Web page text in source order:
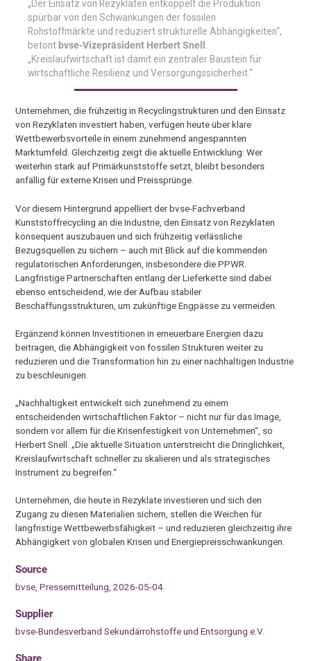
„Der Einsatz von Rezyklaten entkoppelt die Produktion
spürbar von den Schwankungen der fossilen
Rohstoffmärkte und reduziert strukturelle Abhängigkeiten“,
betont bvse-Vizepräsident Herbert Snell
„Kreislaufwirtschaft ist damit ein zentraler Baustein für
wirtschaftliche Resilienz und Versorgungssicherheit.“
Unternehmen, die frühzeitig in Recyclingstrukturen und den Einsatz
von Rezyklaten investiert haben, verfügen heute über klare
Wettbewerbsvorteile in einem zunehmend angespannten
Marktumfeld. Gleichzeitig zeigt die aktuelle Entwicklung: Wer
weiterhin stark auf Primärkunststoffe setzt, bleibt besonders
anfällig für externe Krisen und Preissprünge.
Vor diesem Hintergrund appelliert der bvse-Fachverband
Kunststoffrecycling an die Industrie, den Einsatz von Rezyklaten
konsequent auszubauen und sich frühzeitig verlässliche
Bezugsquellen zu sichern – auch mit Blick auf die kommenden
regulatorischen Anforderungen, insbesondere die PPWR.
Langfristige Partnerschaften entlang der Lieferkette sind dabei
ebenso entscheidend, wie der Aufbau stabiler
Beschaffungsstrukturen, um zukünftige Engpässe zu vermeiden.
Ergänzend können Investitionen in erneuerbare Energien dazu
beitragen, die Abhängigkeit von fossilen Strukturen weiter zu
reduzieren und die Transformation hin zu einer nachhaltigen Industrie
zu beschleunigen.
„Nachhaltigkeit entwickelt sich zunehmend zu einem
entscheidenden wirtschaftlichen Faktor – nicht nur für das Image,
sondern vor allem für die Krisenfestigkeit von Unternehmen“, so
Herbert Snell. „Die aktuelle Situation unterstreicht die Dringlichkeit,
Kreislaufwirtschaft schneller zu skalieren und als strategisches
Instrument zu begreifen.“
Unternehmen, die heute in Rezyklate investieren und sich den
Zugang zu diesen Materialien sichern, stellen die Weichen für
langfristige Wettbewerbsfähigkeit – und reduzieren gleichzeitig ihre
Abhängigkeit von globalen Krisen und Energiepreisschwankungen.
Source
bvse, Pressemitteilung, 2026-05-04.
Supplier
bvse-Bundesverband Sekundärrohstoffe und Entsorgung e.V.
Share